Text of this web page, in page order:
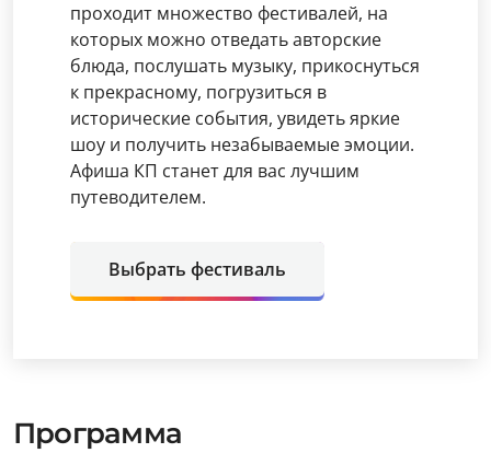
проходит множество фестивалей, на
которых можно отведать авторские
блюда, послушать музыку, прикоснуться
к прекрасному, погрузиться в
исторические события, увидеть яркие
шоу и получить незабываемые эмоции.
Афиша КП станет для вас лучшим
путеводителем.
Выбрать фестиваль
Программа